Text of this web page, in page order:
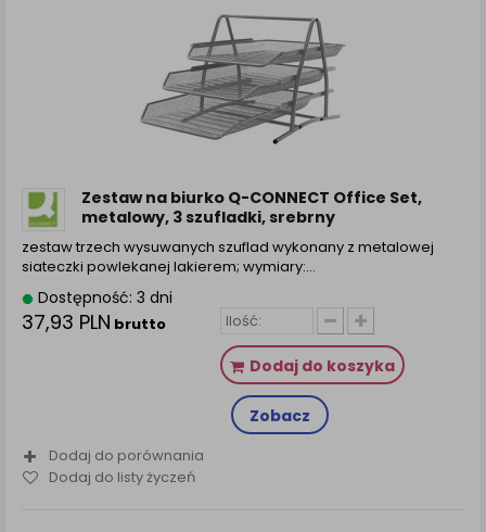
Zestaw na biurko Q-CONNECT Office Set,
metalowy, 3 szufladki, srebrny
zestaw trzech wysuwanych szuflad wykonany z metalowej
siateczki powlekanej lakierem; wymiary:…
Dostępność: 3 dni
37,93 PLN brutto
Dodaj do koszyka
Zobacz
Dodaj do porównania
Dodaj do listy życzeń